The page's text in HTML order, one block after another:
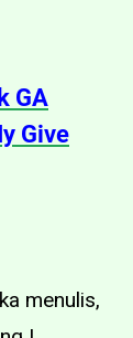
GA
Give
menulis,